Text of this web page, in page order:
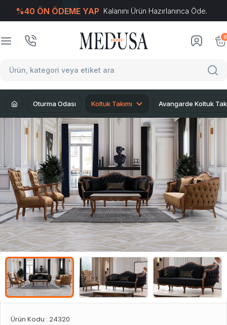
%40 ÖN ÖDEME YAP Kalanını Ürün Hazırlanınca Öde.
0
Oturma Odası Koltuk Takımı Avangarde Koltuk
Ürün Kodu : 24320
T-Soft E-Ticaret Sistemleriyle Hazırlanmıştır.